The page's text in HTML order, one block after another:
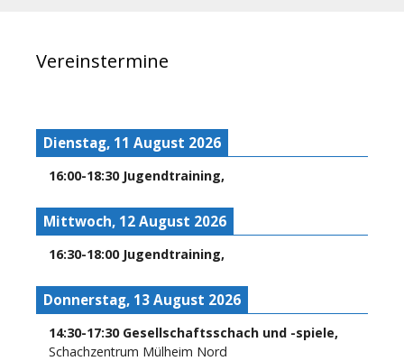
Vereinstermine
Dienstag, 11 August 2026
16:00-18:30 Jugendtraining,
Mittwoch, 12 August 2026
16:30-18:00 Jugendtraining,
Donnerstag, 13 August 2026
14:30-17:30 Gesellschaftsschach und -spiele,
Schachzentrum Mülheim Nord